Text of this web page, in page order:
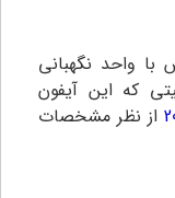
با واحد نگهبانی
که این آیفون
از نظر مشخصات